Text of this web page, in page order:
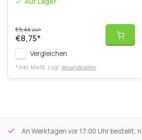
€9,44UVP
€8,75*
Vergleichen
* Inkl. MwSt. zzgl. Versandkosten
An Werktagen vor 17:00 Uhr bestellt,